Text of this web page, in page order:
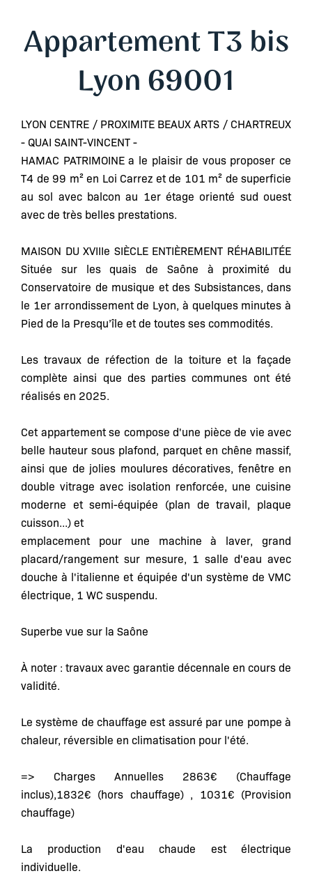
Appartement T3 bis
Lyon 69001
LYON CENTRE / PROXIMITE BEAUX ARTS / CHARTREUX
- QUAI SAINT-VINCENT -
HAMAC PATRIMOINE a le plaisir de vous proposer ce
T4 de 99 m² en Loi Carrez et de 101 m² de superficie
au sol avec balcon au 1er étage orienté sud ouest
avec de très belles prestations.
MAISON DU XVIIIe SIÈCLE ENTIÈREMENT RÉHABILITÉE
Située sur les quais de Saône à proximité du
Conservatoire de musique et des Subsistances, dans
le 1er arrondissement de Lyon, à quelques minutes à
Pied de la Presqu’île et de toutes ses commodités.
Les travaux de réfection de la toiture et la façade
complète ainsi que des parties communes ont été
réalisés en 2025.
Cet appartement se compose d'une pièce de vie avec
belle hauteur sous plafond, parquet en chêne massif,
ainsi que de jolies moulures décoratives, fenêtre en
double vitrage avec isolation renforcée, une cuisine
moderne et semi-équipée (plan de travail, plaque
cuisson...) et
emplacement pour une machine à laver, grand
placard/rangement sur mesure, 1 salle d'eau avec
douche à l'italienne et équipée d'un système de VMC
électrique, 1 WC suspendu.
Superbe vue sur la Saône
À noter : travaux avec garantie décennale en cours de
validité.
Le système de chauffage est assuré par une pompe à
chaleur, réversible en climatisation pour l'été.
=> Charges Annuelles 2863€ (Chauffage
inclus),1832€ (hors chauffage) , 1031€ (Provision
chauffage)
La production d'eau chaude est électrique
individuelle.